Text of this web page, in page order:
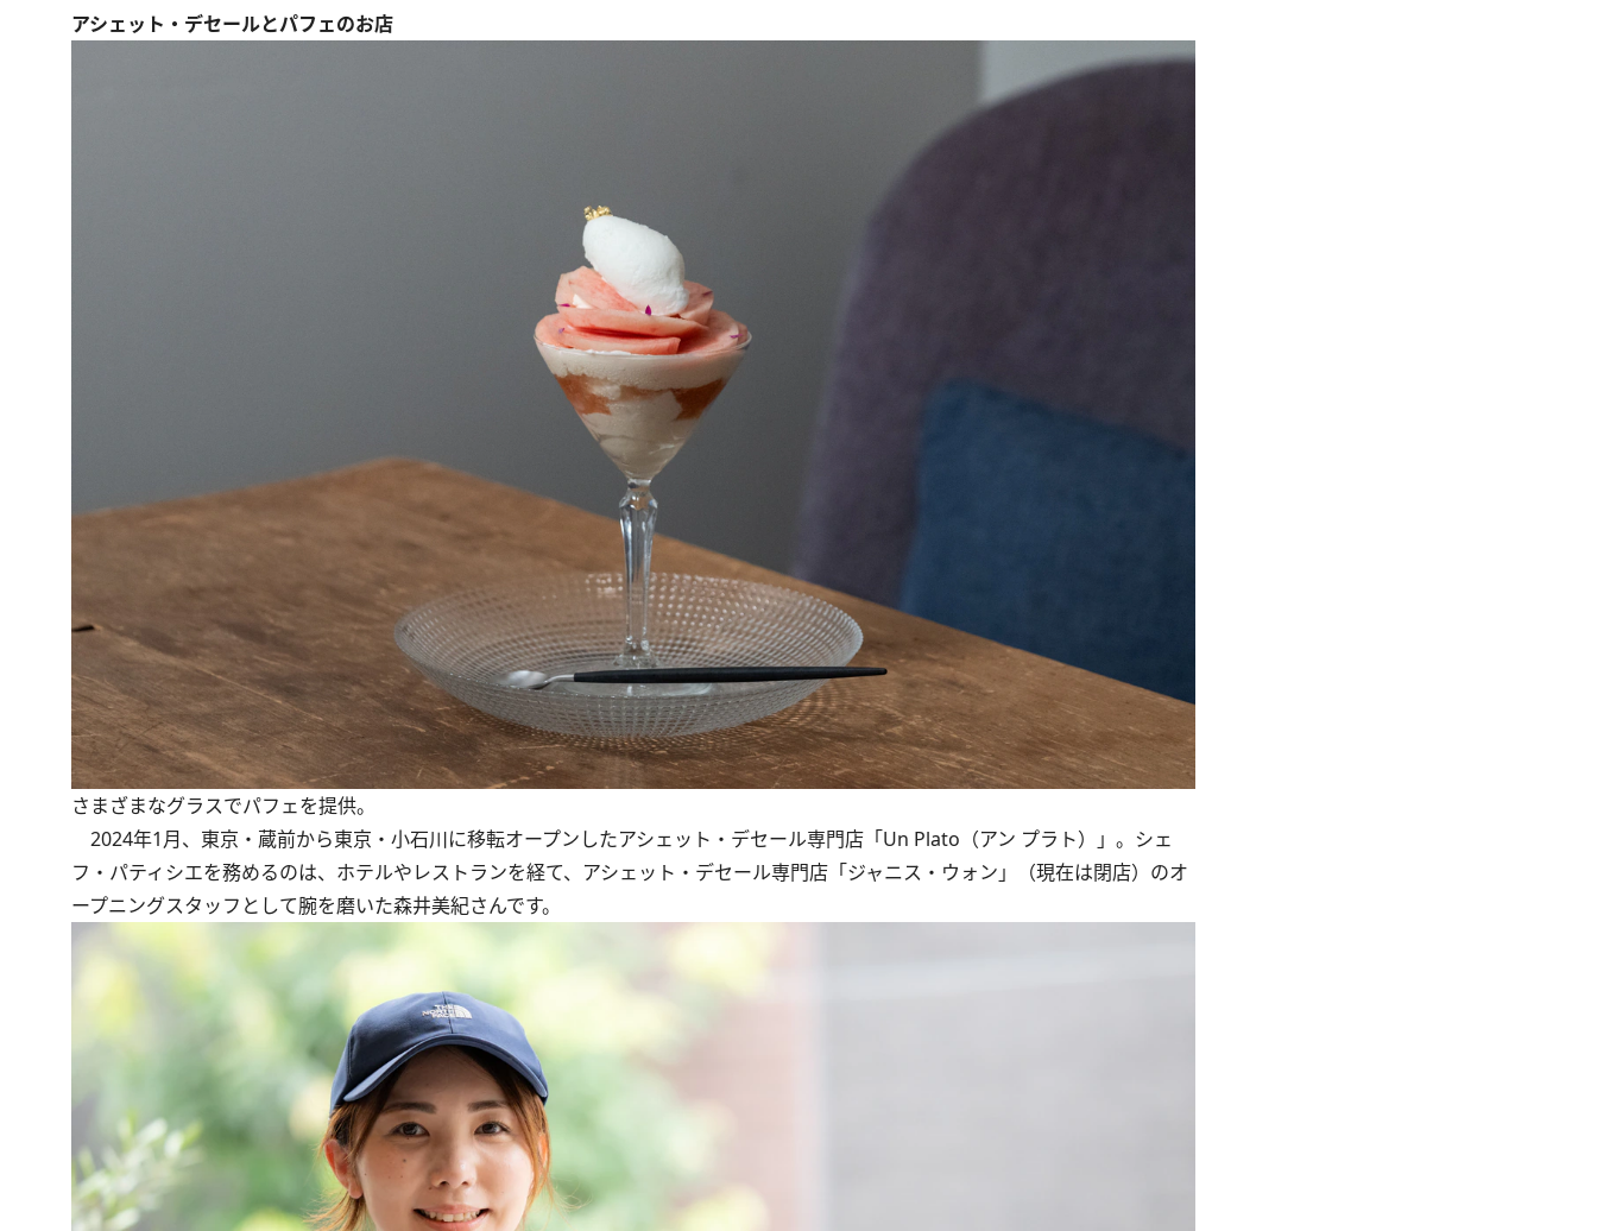
アシェット・デセールとパフェのお店
さまざまなグラスでパフェを提供。
2024年1月、東京・蔵前から東京・小石川に移転オープンしたアシェット・デセール専門店「Un Plato（アン プラト）」。シェ
フ・パティシエを務めるのは、ホテルやレストランを経て、アシェット・デセール専門店「ジャニス・ウォン」（現在は閉店）のオ
ープニングスタッフとして腕を磨いた森井美紀さんです。